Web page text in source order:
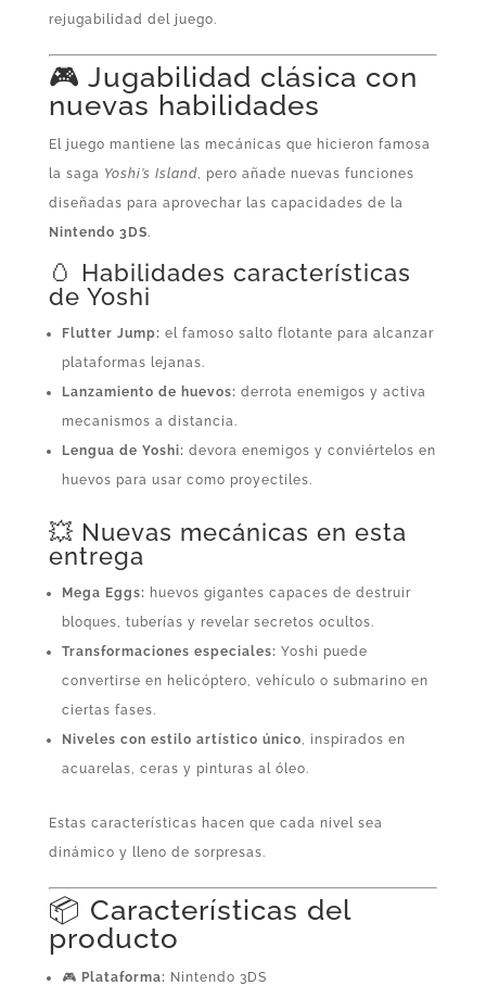
rejugabilidad del juego.
🎮 Jugabilidad clásica con
nuevas habilidades
El juego mantiene las mecánicas que hicieron famosa
la saga Yoshi’s Island, pero añade nuevas funciones
diseñadas para aprovechar las capacidades de la
Nintendo 3DS.
🥚 Habilidades características
de Yoshi
Flutter Jump: el famoso salto flotante para alcanzar
plataformas lejanas.
Lanzamiento de huevos: derrota enemigos y activa
mecanismos a distancia.
Lengua de Yoshi: devora enemigos y conviértelos en
huevos para usar como proyectiles.
💥 Nuevas mecánicas en esta
entrega
Mega Eggs: huevos gigantes capaces de destruir
bloques, tuberías y revelar secretos ocultos.
Transformaciones especiales: Yoshi puede
convertirse en helicóptero, vehículo o submarino en
ciertas fases.
Niveles con estilo artístico único , inspirados en
acuarelas, ceras y pinturas al óleo.
Estas características hacen que cada nivel sea
dinámico y lleno de sorpresas.
📦 Características del
producto
🎮 Plataforma: Nintendo 3DS